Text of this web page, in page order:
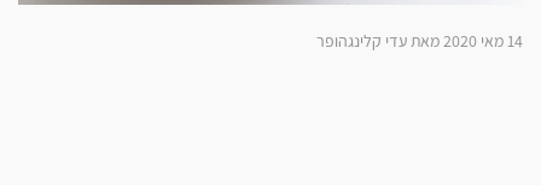
14 מאי 2020 מאת עדי קלינגהופר